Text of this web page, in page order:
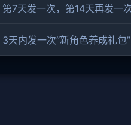
第7天发一次，第14天再发一
3天内发一次“新角色养成礼包